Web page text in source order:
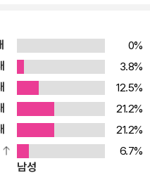
년의 서머싯 사건 판결을 통해
결성된 런던 노예무역 폐지
국 국교회 복음주의파가 기여
노예제 플랜테이션의 실태와
교사적 관점에서 파악한다.
서양 노예무역과 노예제 또는
을 생생히 그려냈다. 외면할
0%
3.8%
12.5%
21.2%
21.2%
6.7%
남성